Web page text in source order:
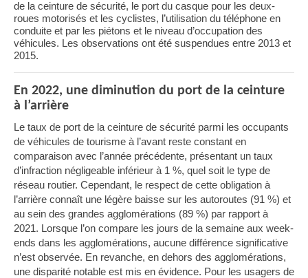
de la ceinture de sécurité, le port du casque pour les deux-
roues motorisés et les cyclistes, l’utilisation du téléphone en
conduite et par les piétons et le niveau d’occupation des
véhicules. Les observations ont été suspendues entre 2013 et
2015.
En 2022, une diminution du port de la ceinture
à l’arrière
Le taux de port de la ceinture de sécurité parmi les occupants
de véhicules de tourisme à l’avant reste constant en
comparaison avec l’année précédente, présentant un taux
d’infraction négligeable inférieur à 1 %, quel soit le type de
réseau routier. Cependant, le respect de cette obligation à
l’arrière connaît une légère baisse sur les autoroutes (91 %) et
au sein des grandes agglomérations (89 %) par rapport à
2021. Lorsque l’on compare les jours de la semaine aux week-
ends dans les agglomérations, aucune différence significative
n’est observée. En revanche, en dehors des agglomérations,
une disparité notable est mis en évidence. Pour l es usagers de